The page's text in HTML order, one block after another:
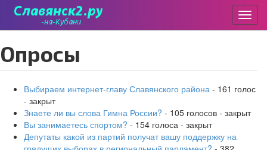
к
основному
Опросы
Выбираем интернет-главу Славянского района - 161 голос
- закрыт
Знаете ли вы слова Гимна России? - 105 голосов - закрыт
Вы занимаетесь спортом? - 154 голоса - закрыт
Депутаты какой из партий получат вашу поддержку на